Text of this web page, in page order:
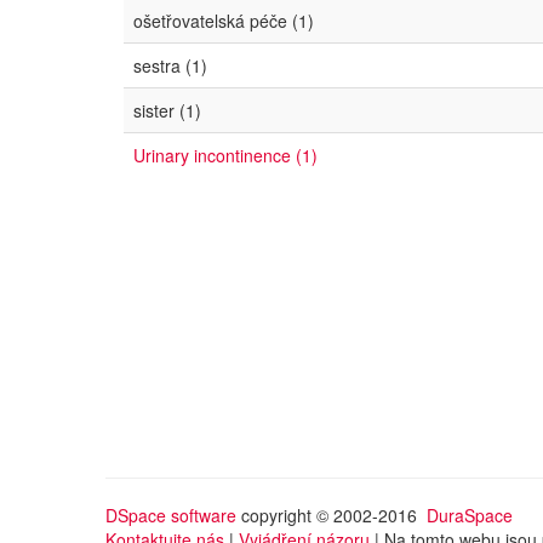
ošetřovatelská péče (1)
sestra (1)
sister (1)
Urinary incontinence (1)
DSpace software copyright © 2002-2016 DuraSpace